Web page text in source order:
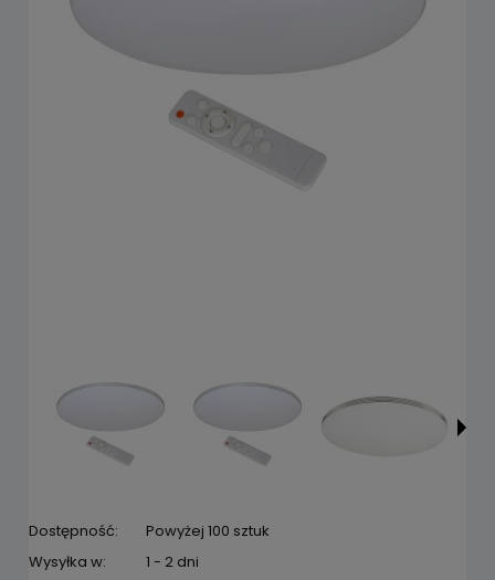
Dostępność:
Powyżej 100 sztuk
Wysyłka w:
1 - 2 dni